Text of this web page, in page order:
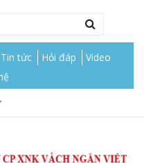
Tin tức Hỏi đáp
Video